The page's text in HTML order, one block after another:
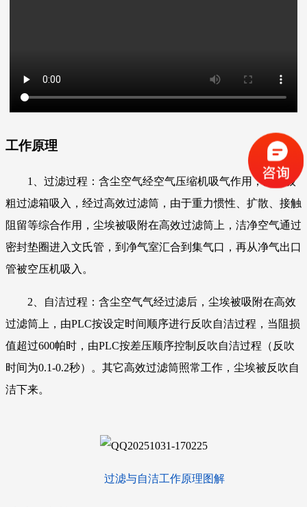
工作原理
1、过滤过程：含尘空气经空气压缩机吸气作用，从一级
粗过滤箱吸入，经过高效过滤筒，由于重力惯性、扩散、接触
阻留等综合作用，尘埃被吸附在高效过滤筒上，洁净空气通过
密封垫圈进入文氏管，到净气室汇合到集气口，再从净气出口
管被空压机吸入。
2、自洁过程：含尘空气气经过滤后，尘埃被吸附在高效
过滤筒上，由PLC按设定时间顺序进行反吹自洁过程，当阻损
值超过600帕时，由PLC按差压顺序控制反吹自洁过程（反吹
时间为0.1-0.2秒）。其它高效过滤筒照常工作，尘埃被反吹自
洁下来。
过滤与自洁工作原理图解